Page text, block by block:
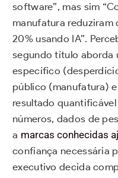
software”, mas sim
manufatura reduziram
20% usando IA”.
segundo título aborda
específico
público (manufatura)
resultado
números, dados de
a marcas conhecidas
confiança necessária
executivo decida